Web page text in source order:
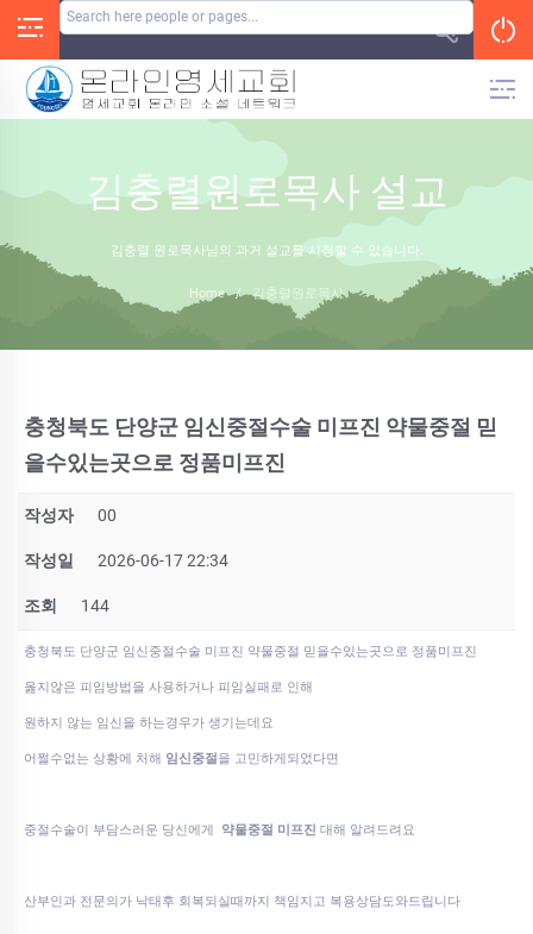
김충렬원로목사 설교
김충렬 원로목사님의 과거 설교를 시청할 수 있습니다.
Home / 김충렬원로목사
충청북도 단양군 임신중절수술 미프진 약물중절 믿
을수있는곳으로 정품미­프진
작성자 00
작성일 2026-06-17 22:34
조회 144
충청북도 단양군 임신중절수술 미프진 약물중절 믿을수있는곳으로 정품미­프진
옳지않은 피임방법을 사용하거나 피임실패로 인해
원하지 않는 임신을 하는경우가 생기는데요
어쩔수없는 상황에 처해 임신중절을 고민하게되었다면
중절수술이 부담스러운 당신에게 약물중절 미프진 대해 알려드려요
산부인과 전문의가 낙태후 회복되실때까지 책임지고 복용상담도와드립니다